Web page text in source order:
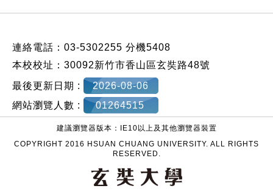
連絡電話：03-5302255 分機5408
本校校址：30092新竹市香山區玄奘路48號
最後更新日期 :
2026-08-06
網站瀏覽人數 :
01264515
建議瀏覽器版本：IE10以上及其他瀏覽器裝置
COPYRIGHT 2016 HSUAN CHUANG UNIVERSITY. ALL RIGHTS
RESERVED.